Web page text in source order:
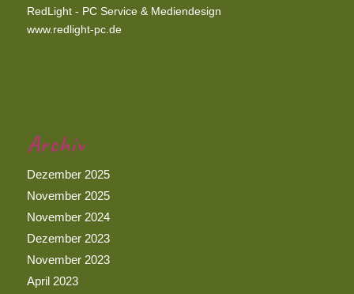
RedLight - PC Service & Mediendesign
www.redlight-pc.de
Archiv
Dezember 2025
November 2025
November 2024
Dezember 2023
November 2023
April 2023